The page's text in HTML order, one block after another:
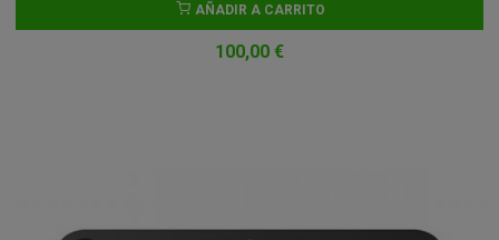
AÑADIR A CARRITO
100,00 €